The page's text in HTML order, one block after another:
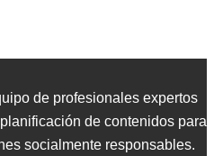
de profesionales expertos
de contenidos para
socialmente responsables.